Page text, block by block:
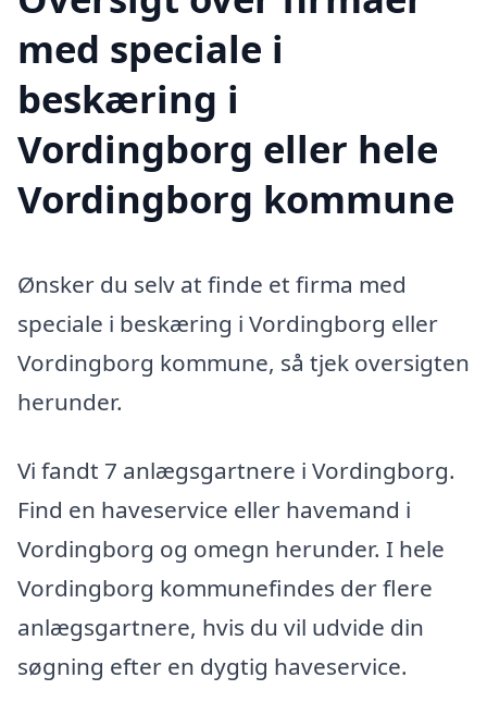
med speciale i
beskæring i
Vordingborg eller hele
Vordingborg kommune
Ønsker du selv at finde et firma med
speciale i beskæring i Vordingborg eller
Vordingborg kommune, så tjek oversigten
herunder.
Vi fandt 7 anlægsgartnere i Vordingborg.
Find en haveservice eller havemand i
Vordingborg og omegn herunder. I hele
Vordingborg kommunefindes der flere
anlægsgartnere, hvis du vil udvide din
søgning efter en dygtig haveservice.